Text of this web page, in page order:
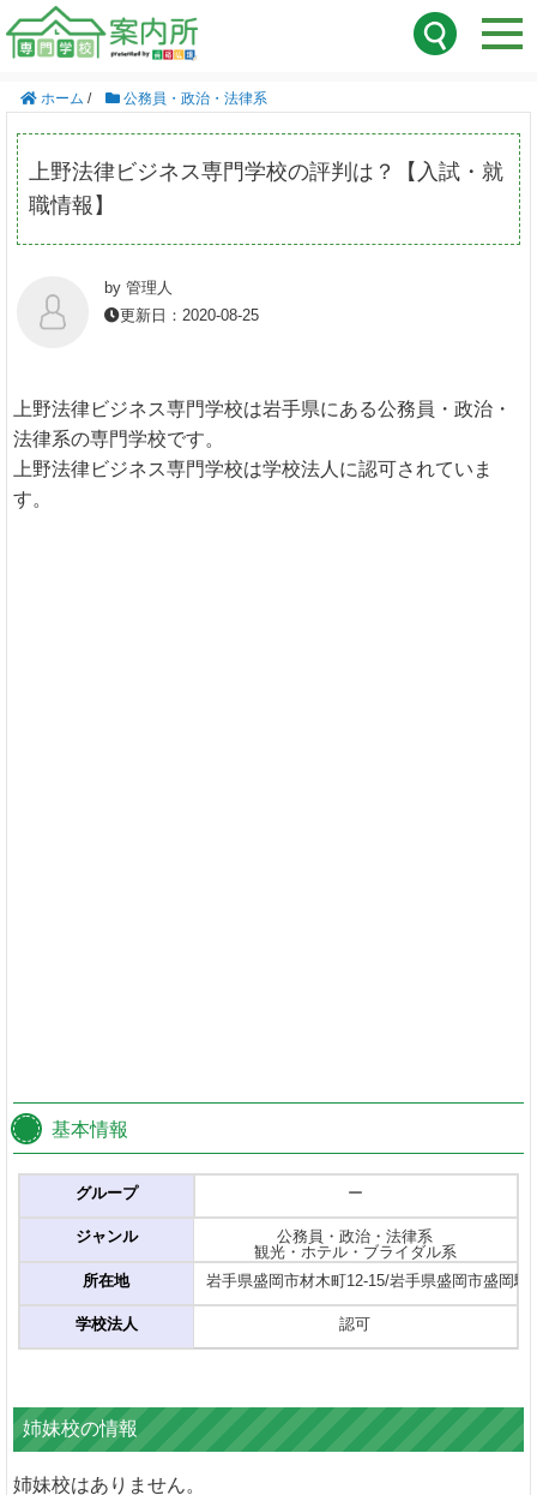
ホーム / 公務員・政治・法律系
上野法律ビジネス専門学校の評判は？【入試・就
職情報】
by 管理人
更新日：2020-08-25
上野法律ビジネス専門学校は岩手県にある公務員・政治・
法律系の専門学校です。
上野法律ビジネス専門学校は学校法人に認可されていま
す。
基本情報
グループ
ジャンル
所在地
学校法人
ー
公務員・政治・法律系
観光・ホテル・ブライダル系
岩手県盛岡市材木町12-15/岩手県盛岡市盛岡駅
認可
姉妹校の情報
姉妹校はありません。